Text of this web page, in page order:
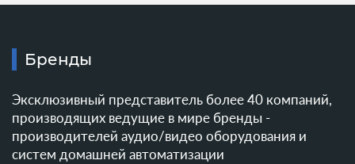
Бренды
Эксклюзивный представитель более 40 компаний,
производящих ведущие в мире бренды -
производителей аудио/видео оборудования и
систем домашней автоматизации